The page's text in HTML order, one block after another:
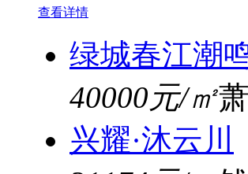
查看详情
绿城春江潮
40000元/㎡
兴耀·沐云川